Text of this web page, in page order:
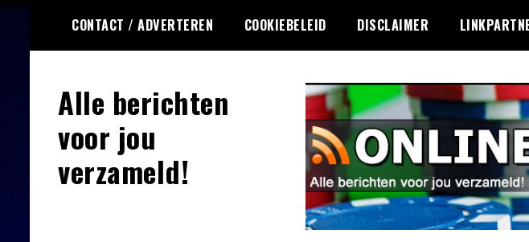
de
CONTACT / ADVERTEREN COOKIEBELEID DISCLAIMER
Alle berichten
voor jou
verzameld!